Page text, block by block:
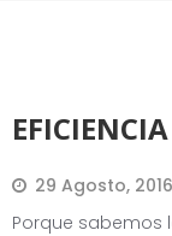
EFICIENCIA
29 Agosto, 2016
Porque sabemos